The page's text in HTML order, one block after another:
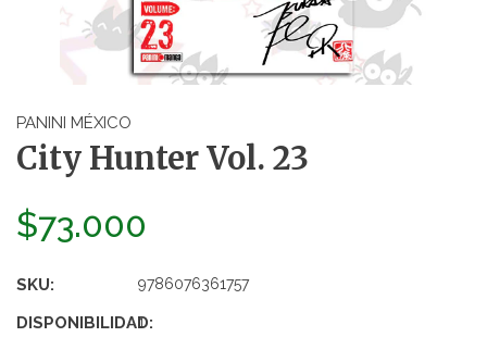
PANINI MÉXICO
City Hunter Vol. 23
$73.000
SKU: 9786076361757
DISPONIBILIDAD:
1